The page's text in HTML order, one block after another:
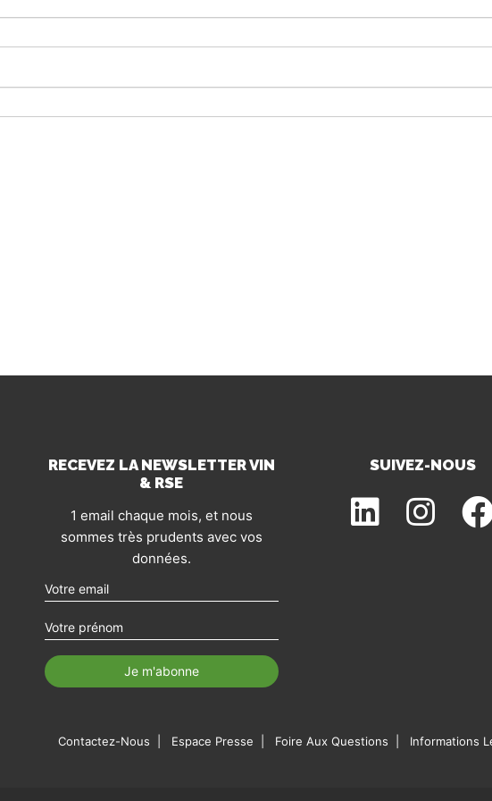
RECEVEZ LA NEWSLETTER VIN
& RSE
1 email chaque mois, et nous
sommes très prudents avec vos
données.
SUIVEZ-NOUS
Contactez-Nous Espace Presse Foire Aux Questions Informations